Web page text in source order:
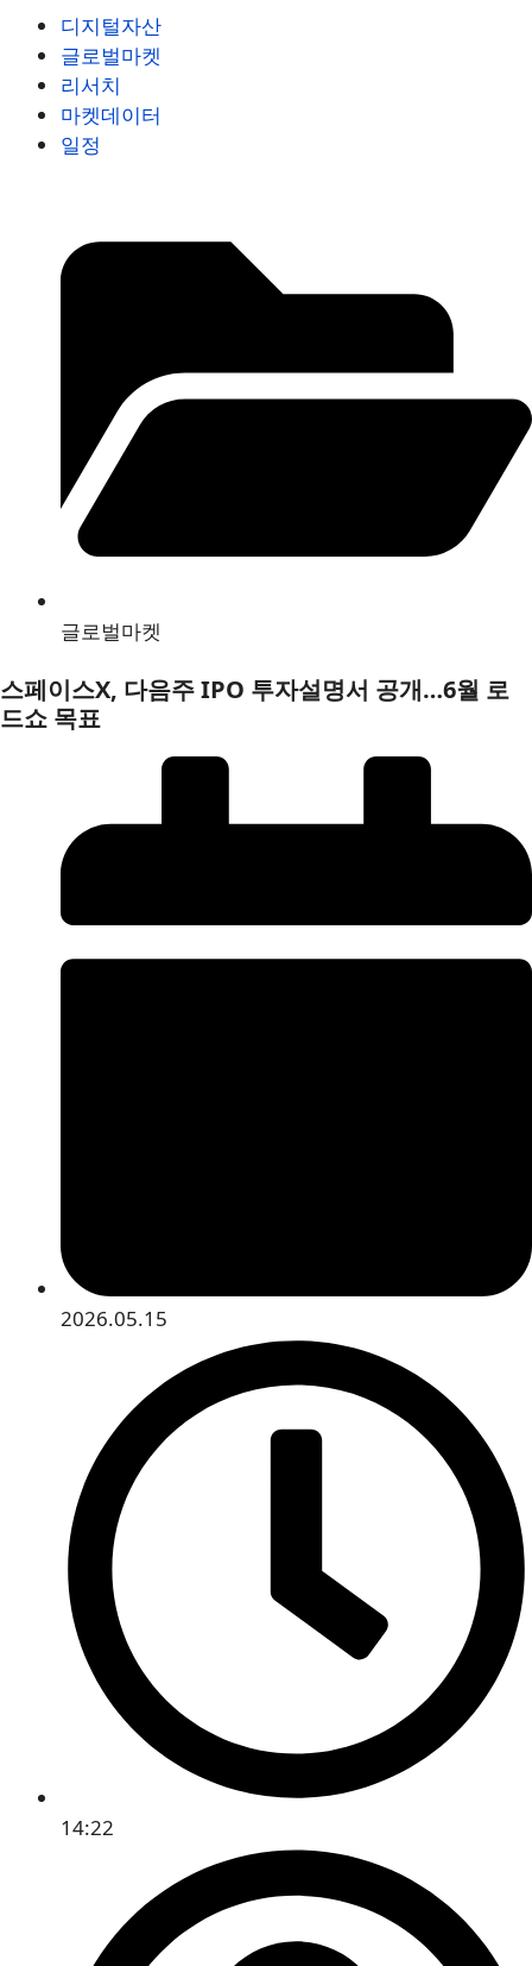
디지털자산
글로벌마켓
리서치
마켓데이터
일정
글로벌마켓
스페이스X, 다음주 IPO 투자설명서 공개…6월 로
드쇼 목표
2026.05.15
14:22